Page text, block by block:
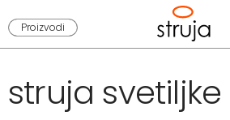
Proizvodi
struja svetiljke